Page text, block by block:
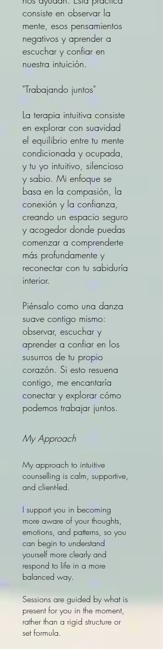
consiste en observar la
mente, esos pensamientos
negativos y aprender a
escuchar y confiar en
nuestra intuición.
"Trabajando juntos"
La terapia intuitiva consiste
en explorar con suavidad
el equilibrio entre tu mente
condicionada y ocupada,
y tu yo intuitivo, silencioso
y sabio. Mi enfoque se
basa en la compasión, la
conexión y la confianza,
creando un espacio seguro
y acogedor donde puedas
comenzar a comprenderte
más profundamente y
reconectar con tu sabiduría
interior.
Piénsalo como una danza
suave contigo mismo:
observar, escuchar y
aprender a confiar en los
susurros de tu propio
corazón. Si esto resuena
contigo, me encantaría
conectar y explorar cómo
podemos trabajar juntos.
My Approach
My approach to intuitive
counselling is calm, supportive,
and client-led.
I support you in becoming
more aware of your thoughts,
emotions, and patterns, so you
can begin to understand
yourself more clearly and
respond to life in a more
balanced way.
Sessions are guided by what is
present for you in the moment,
rather than a rigid structure or
set formula.